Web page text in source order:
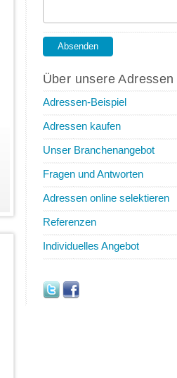
Über unsere Adressen
Adressen-Beispiel
Adressen kaufen
Unser Branchenangebot
Fragen und Antworten
Adressen online selektieren
Referenzen
Individuelles Angebot